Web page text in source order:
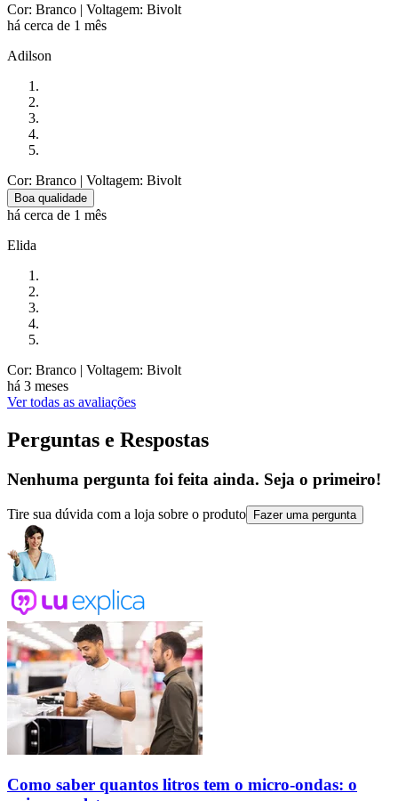
Cor: Branco | Voltagem: Bivolt
há cerca de 1 mês
Adilson
Cor: Branco | Voltagem: Bivolt
Boa qualidade
há cerca de 1 mês
Elida
Cor: Branco | Voltagem: Bivolt
há 3 meses
Ver todas as avaliações
Perguntas e Respostas
Nenhuma pergunta foi feita ainda. Seja o primeiro!
Tire sua dúvida com a loja sobre o produto Fazer uma pergunta
Como saber quantos litros tem o micro-ondas: o